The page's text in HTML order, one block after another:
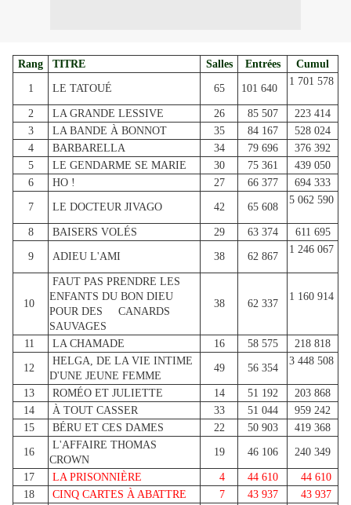
Rang TITRE Salles Entrées Cumul
1 LE TATOUÉ 65 101 640
1 701 578
2 LA GRANDE LESSIVE 26 85 507
223 414
3
LA BANDE À BONNOT 35 84 167
528 024
4
BARBARELLA 34 79 696
376 392
5
LE GENDARME SE MARIE 30 75 361
439 050
6
HO ! 27 66 377 694 333
7 LE DOCTEUR JIVAGO 42 65 608
5 062 590
8 BAISERS VOLÉS 29 63 374 611 695
9 ADIEU L'AMI 38 62 867
1 246 067
10
FAUT PAS PRENDRE LES
ENFANTS DU BON DIEU
POUR DES CANARDS
SAUVAGES
38 62 337
1 160 914
11 LA CHAMADE 16 58 575 218 818
12
HELGA, DE LA VIE INTIME
D'UNE JEUNE FEMME
49 56 354
3 448 508
13 ROMÉO ET JULIETTE 14 51 192
203 868
14
À TOUT CASSER 33 51 044
959 242
15
BÉRU ET CES DAMES 22 50 903 419 368
16
L'AFFAIRE THOMAS
CROWN
19 46 106 240 349
17 LA PRISONNIÈRE 4 44 610
44 610
18
CINQ CARTES À ABATTRE 7 43 937 43 937